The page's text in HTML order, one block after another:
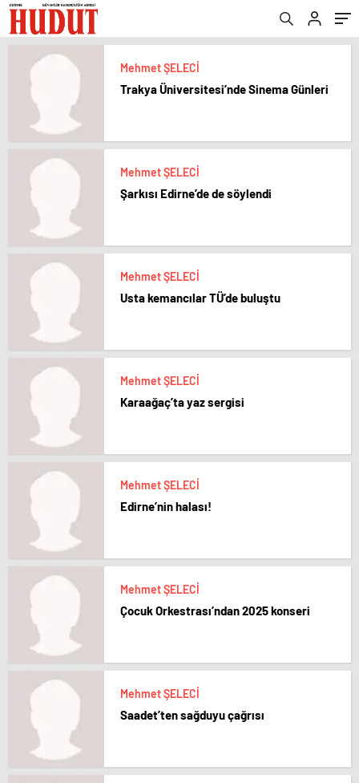
Mehmet ŞELECİ
Trakya Üniversitesi’nde Sinema Günleri
Mehmet ŞELECİ
Şarkısı Edirne’de de söylendi
Mehmet ŞELECİ
Usta kemancılar TÜ’de buluştu
Mehmet ŞELECİ
Karaağaç’ta yaz sergisi
Mehmet ŞELECİ
Edirne’nin halası!
Mehmet ŞELECİ
Çocuk Orkestrası’ndan 2025 konseri
Mehmet ŞELECİ
Saadet’ten sağduyu çağrısı